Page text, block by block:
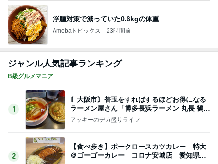
浮腫対策で減っていた0.6kgの体重
Amebaトピックス 23時間前
ジャンル人気記事ランキング
B級グルメマニア
1
〘大阪市〙替玉をすればするほどお得になる
ラーメン屋さん「博多長浜ラーメン 丸長 鶴見
緑店」
アッキーのデカ盛りライフ
2
【食べ歩き】ポークロースカツカレー 特大
＠ゴーゴーカレー コロナ安城店 愛知県安